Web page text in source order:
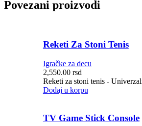
Povezani proizvodi
Reketi Za Stoni Tenis
Igračke za decu
2,550.00 rsd
Reketi za stoni tenis -
Dodaj u korpu
TV Game Stick Console